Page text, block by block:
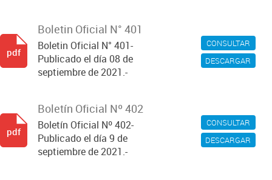
CONSULTAR
DESCARGAR
Boletin Oficial N° 401
Boletin Oficial N° 401-
Publicado el día 08 de
septiembre de 2021.-
pdf
CONSULTAR
DESCARGAR
Boletín Oficial Nº 402
Boletín Oficial Nº 402-
Publicado el día 9 de
septiembre de 2021.-
pdf